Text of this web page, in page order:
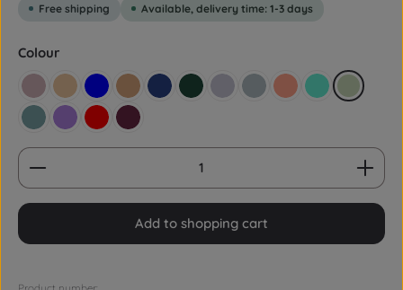
Free shipping Available, delivery time: 1-3 days
Select
Colour
AltrosaBeige yellow
Blue BrownDark blueDark green
FliederGraublauLachsrot Pastell
Mint
PetrolPurpleRed Wine red
Product Quantity: Enter the desired amount or
Add to shopping cart
Product number: